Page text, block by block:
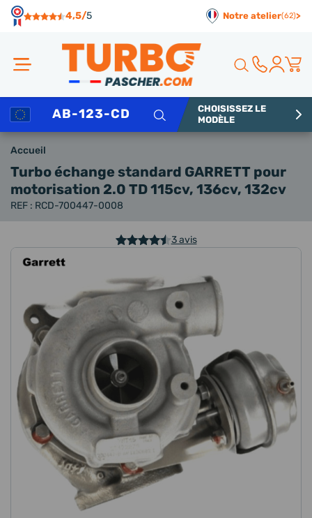
4,5/5 Notre atelier(62)>
Rechercher
CHOISISSEZ LE
MODÈLE
Accueil
Turbo échange standard GARRETT pour
motorisation 2.0 TD 115cv, 136cv, 132cv
REF : RCD-700447-0008
3 avis
Panneau de gestion des cookies